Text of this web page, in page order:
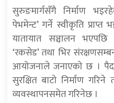
सुरुङमार्गसँगै निर्माण
पेभमेन्ट’ गर्ने स्वीकृति
यातायात सञ्चालन भएपछि
‘रकसेड’ तथा भिर
आयोजनाले जनाएको छ ।
सुरक्षित बाटो निर्माण गरिने
व्यवस्थापनसमेत गरिनेछ ।